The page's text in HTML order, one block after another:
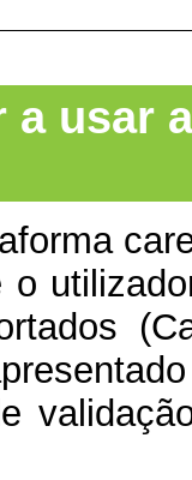
a usar
o